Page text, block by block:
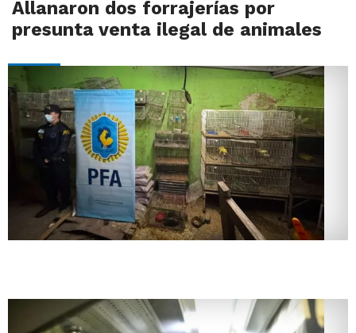
Allanaron dos forrajerías por
presunta venta ilegal de animales